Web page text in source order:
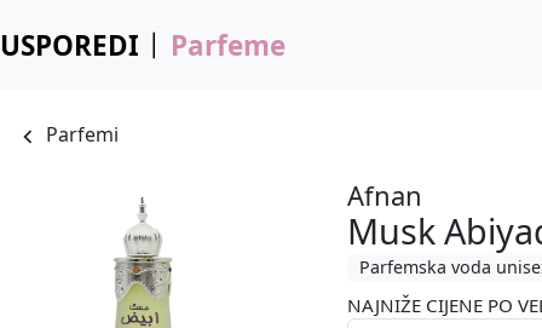
USPOREDI Parfeme
Parfemi
Afnan
Musk
Parfemska voda
NAJNIŽE CIJENE PO